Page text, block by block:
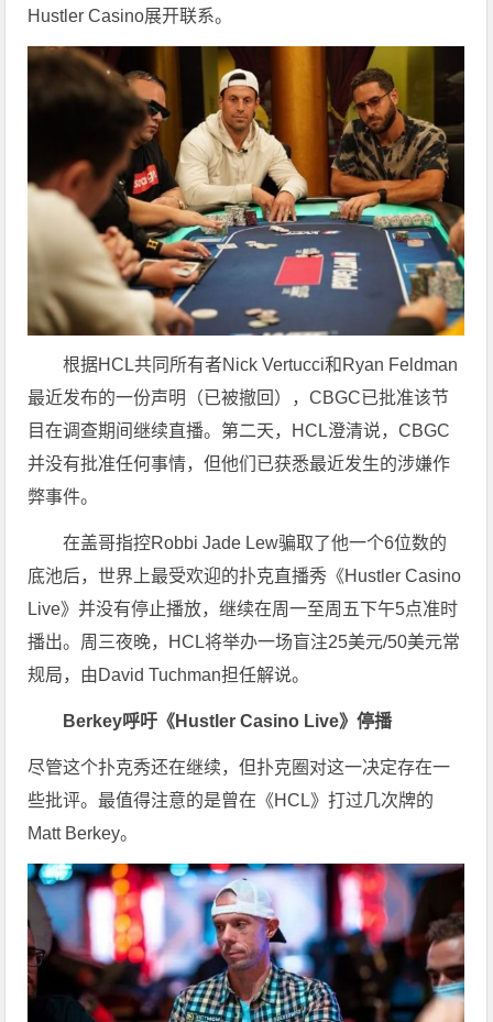
Hustler Casino展开联系。
根据HCL共同所有者Nick Vertucci和Ryan Feldman
最近发布的一份声明（已被撤回），CBGC已批准该节
目在调查期间继续直播。第二天，HCL澄清说，CBGC
并没有批准任何事情，但他们已获悉最近发生的涉嫌作
弊事件。
在盖哥指控Robbi Jade Lew骗取了他一个6位数的
底池后，世界上最受欢迎的扑克直播秀《Hustler Casino
Live》并没有停止播放，继续在周一至周五下午5点准时
播出。周三夜晚，HCL将举办一场盲注25美元/50美元常
规局，由David Tuchman担任解说。
Berkey呼吁《Hustler Casino Live》停播
尽管这个扑克秀还在继续，但扑克圈对这一决定存在一
些批评。最值得注意的是曾在《HCL》打过几次牌的
Matt Berkey。